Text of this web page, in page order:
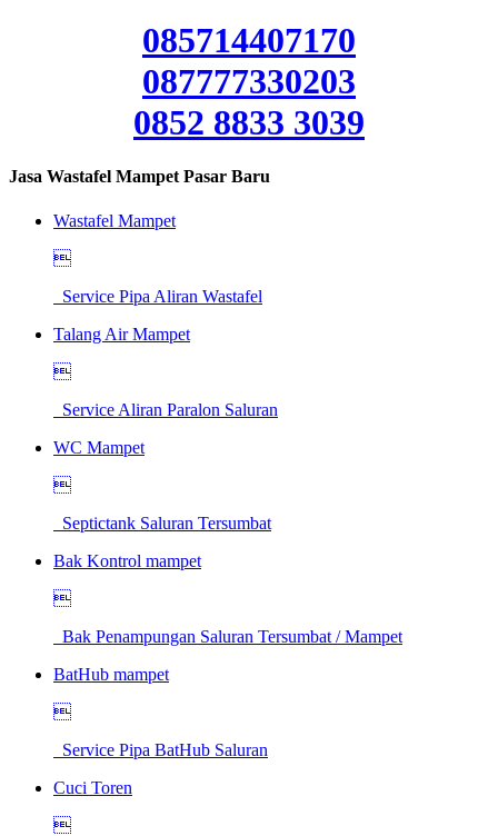
085714407170
087777330203
0852 8833 3039
Jasa Wastafel Mampet Pasar Baru
Wastafel Mampet

Service Pipa Aliran Wastafel
Talang Air Mampet

Service Aliran Paralon Saluran
WC Mampet

Septictank Saluran Tersumbat
Bak Kontrol mampet

Bak Penampungan Saluran Tersumbat / Mampet
BatHub mampet

Service Pipa BatHub Saluran
Cuci Toren
